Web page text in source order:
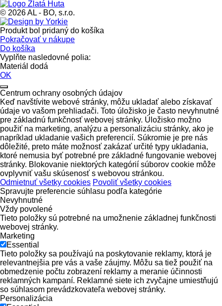
© 2026 AL - BO, s.r.o.
Produkt bol pridaný do košíka
Pokračovať v nákupe
Do košíka
Vyplňte nasledovné polia:
Materiál dodá
OK
Centrum ochrany osobných údajov
Keď navštívite webové stránky, môžu ukladať alebo získavať
údaje vo vašom prehliadači. Toto úložisko je často nevyhnutné
pre základnú funkčnosť webovej stránky. Úložisko možno
použiť na marketing, analýzu a personalizáciu stránky, ako je
napríklad ukladanie vašich preferencií. Súkromie je pre nás
dôležité, preto máte možnosť zakázať určité typy ukladania,
ktoré nemusia byť potrebné pre základné fungovanie webovej
stránky. Blokovanie niektorých kategórií súborov cookie môže
ovplyvniť vašu skúsenosť s webovou stránkou.
Odmietnuť všetky cookies Povoliť všetky cookies
Spravujte preferencie súhlasu podľa kategórie
Nevyhnutné
Vždy povolené
Tieto položky sú potrebné na umožnenie základnej funkčnosti
webovej stránky.
Marketing
Essential
Tieto položky sa používajú na poskytovanie reklamy, ktorá je
relevantnejšia pre vás a vaše záujmy. Môžu sa tiež použiť na
obmedzenie počtu zobrazení reklamy a meranie účinnosti
reklamných kampaní. Reklamné siete ich zvyčajne umiestňujú
so súhlasom prevádzkovateľa webovej stránky.
Personalizácia